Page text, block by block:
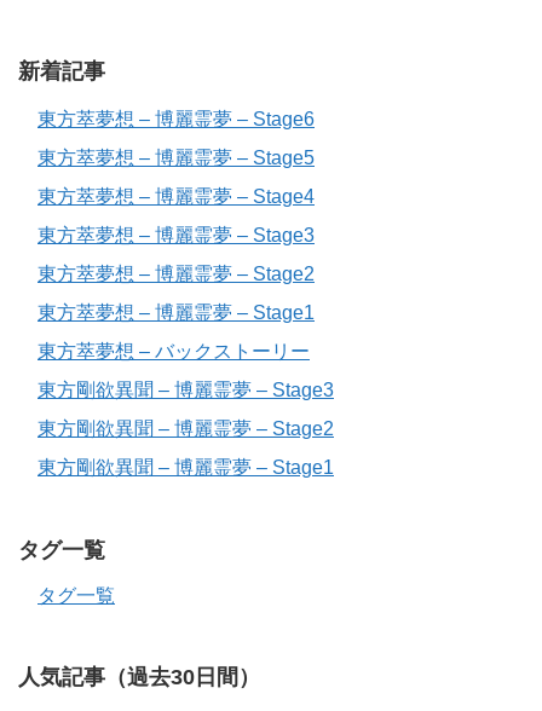
新着記事
東方萃夢想 – 博麗霊夢 – Stage6
東方萃夢想 – 博麗霊夢 – Stage5
東方萃夢想 – 博麗霊夢 – Stage4
東方萃夢想 – 博麗霊夢 – Stage3
東方萃夢想 – 博麗霊夢 – Stage2
東方萃夢想 – 博麗霊夢 – Stage1
東方萃夢想 – バックストーリー
東方剛欲異聞 – 博麗霊夢 – Stage3
東方剛欲異聞 – 博麗霊夢 – Stage2
東方剛欲異聞 – 博麗霊夢 – Stage1
タグ一覧
タグ一覧
人気記事（過去30日間）